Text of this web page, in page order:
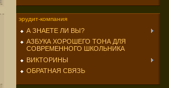
эрудит-компания
А ЗНАЕТЕ ЛИ ВЫ?
АЗБУКА ХОРОШЕГО ТОНА ДЛЯ
СОВРЕМЕННОГО ШКОЛЬНИКА
ВИКТОРИНЫ
ОБРАТНАЯ СВЯЗЬ